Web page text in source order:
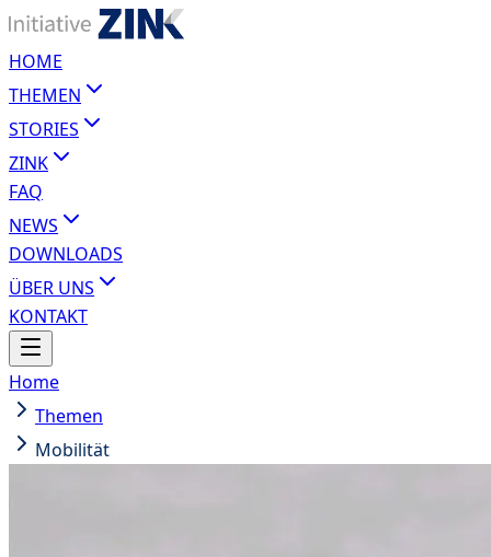
HOME
THEMEN
STORIES
ZINK
FAQ
NEWS
DOWNLOADS
ÜBER UNS
KONTAKT
Home
Themen
Mobilität